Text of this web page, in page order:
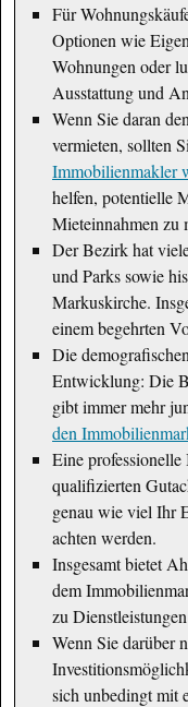
Für
Optionen wie
Wohnungen oder
Ausstattung und
Wenn Sie daran
vermieten, sollten
Immobilienmakler
helfen, potentielle
Mieteinnahmen zu
Der Bezirk hat
und Parks sowie
Markuskirche.
einem begehrten
Die
Entwicklung: Die
gibt immer mehr
den
Eine
qualifizierten
genau wie viel Ihr
achten werden.
Insgesamt bietet
dem
zu
Wenn Sie darüber
sich unbedingt mit